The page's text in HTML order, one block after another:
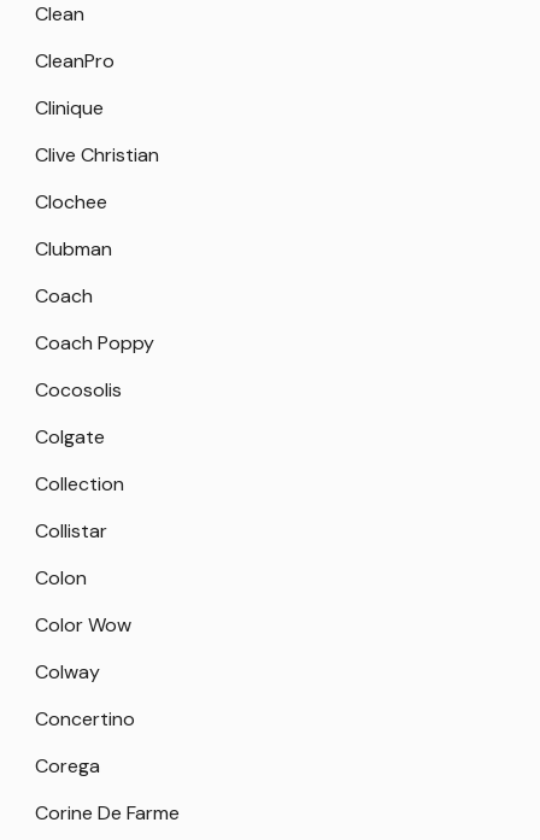
Clean
CleanPro
Clinique
Clive Christian
Clochee
Clubman
Coach
Coach Poppy
Cocosolis
Colgate
Collection
Collistar
Colon
Color Wow
Colway
Concertino
Corega
Corine De Farme